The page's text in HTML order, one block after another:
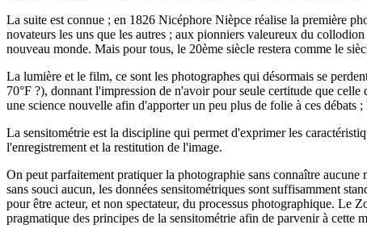
La suite est connue ; en 1826 Nicéphore Nièpce réalise la première
novateurs les uns que les autres ; aux pionniers valeureux du
nouveau monde. Mais pour tous, le 20ème siècle restera comme le
La lumière et le film, ce sont les photographes qui désormais se
70°F ?), donnant l'impression de n'avoir pour seule certitude que
une science nouvelle afin d'apporter un peu plus de folie à ces débats ;
La sensitométrie est la discipline qui permet d'exprimer les
l'enregistrement et la restitution de l'image.
On peut parfaitement pratiquer la photographie sans connaître
sans souci aucun, les données sensitométriques sont suffisamment
pour être acteur, et non spectateur, du processus photographique. Le
pragmatique des principes de la sensitométrie afin de parvenir à cette